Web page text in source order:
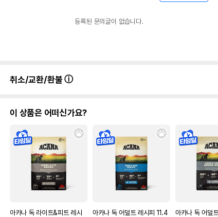
등록된 문의글이 없습니다.
취소/교환/환불
이 상품은 어떠신가요?
아카나 독 라이트&피트 레시
아카나 독 어덜트 레시피 11.4
아카나 독 어덜